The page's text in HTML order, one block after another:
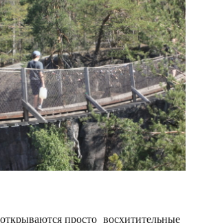
просто восхитительные